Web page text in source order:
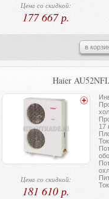
Цена со скидкой:
177 667 р.
в
Haier
Цена со скидкой:
181 610 р.
17